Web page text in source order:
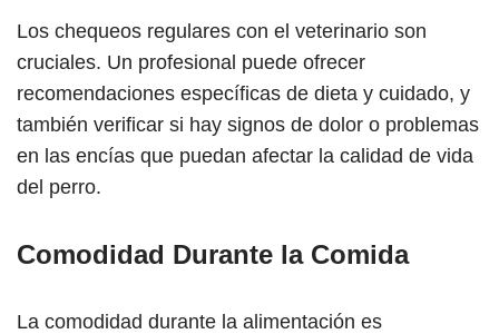
Los chequeos regulares con el veterinario son
cruciales. Un profesional puede ofrecer
recomendaciones específicas de dieta y cuidado, y
también verificar si hay signos de dolor o problemas
en las encías que puedan afectar la calidad de vida
del perro.
Comodidad Durante la Comida
La comodidad durante la alimentación es